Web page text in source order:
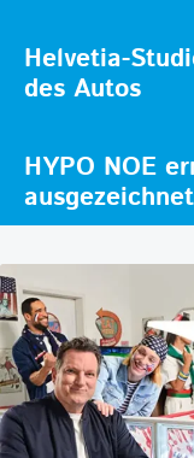
Helvetia-
des Autos
HYPO NOE
ausgezeichnet